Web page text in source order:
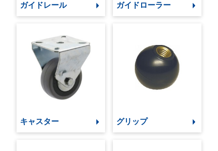
ガイドレール ガイドローラー
キャスター グリップ